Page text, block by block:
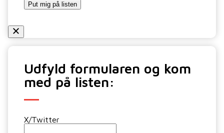
Udfyld formularen og kom
med på listen:
X/Twitter